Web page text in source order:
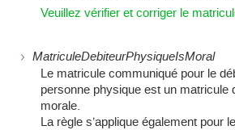
Veuillez vérifier et corriger le
MatriculeDebiteurPhysiqueIsMoral
Le matricule communiqué pour le
personne physique est un matricule
morale.
La règle s’applique également pour